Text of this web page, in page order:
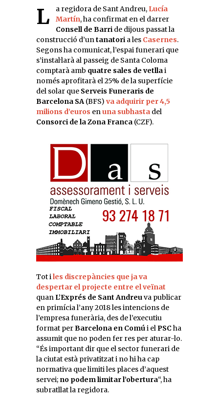
La regidora de Sant Andreu, Lucía
Martín, ha confirmat en el darrer
Consell de Barri de dijous passat la
construcció d’untanatori a les Casernes.
Segons ha comunicat, l’espai funerari que
s’instal·larà al passeig de Santa Coloma
comptarà amb quatre sales de vetllai
només aprofitarà el 25% de la superfície
del solar que Serveis Funeraris de
Barcelona SA (BFS) va adquirir per 4,5
milions d’euros enuna subhasta del
Consorci de la Zona Franca (CZF).
Tot iles discrepàncies que ja va
despertar el projecte entre el veïnat
quan L’Exprés de Sant Andreuva publicar
en primícia l’any 2018 les intencions de
l’empresa funerària, des de l’executiu
format perBarcelona en Comúi elPSCha
assumit que no poden fer res per aturar-lo.
“És important dir que el sector funerari de
la ciutat està privatitzat i no hi ha cap
normativa que limiti les places d’aquest
servei; no podem limitar l’obertura“, ha
subratllat la regidora.